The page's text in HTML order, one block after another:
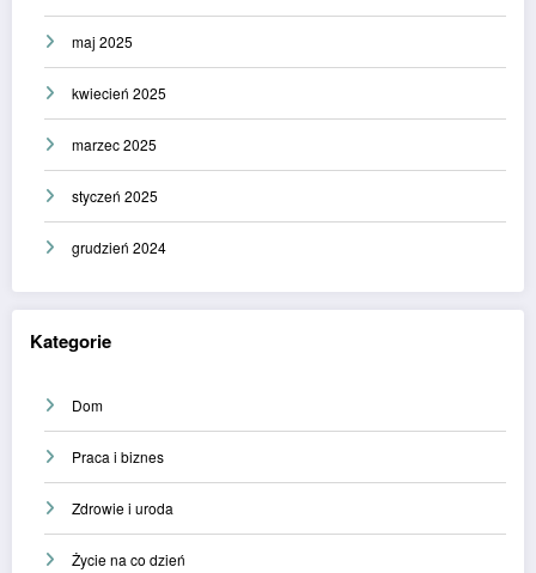
maj 2025
kwiecień 2025
marzec 2025
styczeń 2025
grudzień 2024
Kategorie
Dom
Praca i biznes
Zdrowie i uroda
Życie na co dzień